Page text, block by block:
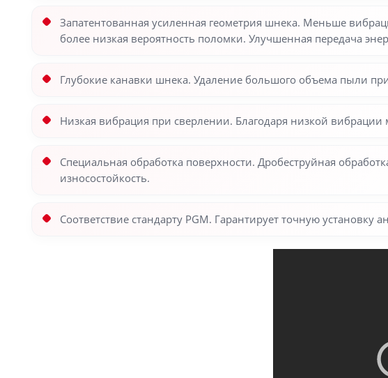
Запатентованная усиленная геометрия шнека. Меньше
более низкая вероятность поломки. Улучшенная передача
Глубокие канавки шнека. Удаление большого объема пыли
Низкая вибрация при сверлении. Благодаря низкой вибрации
Специальная обработка поверхности. Дробеструйная
износостойкость.
Соответствие стандарту PGM. Гарантирует точную установку